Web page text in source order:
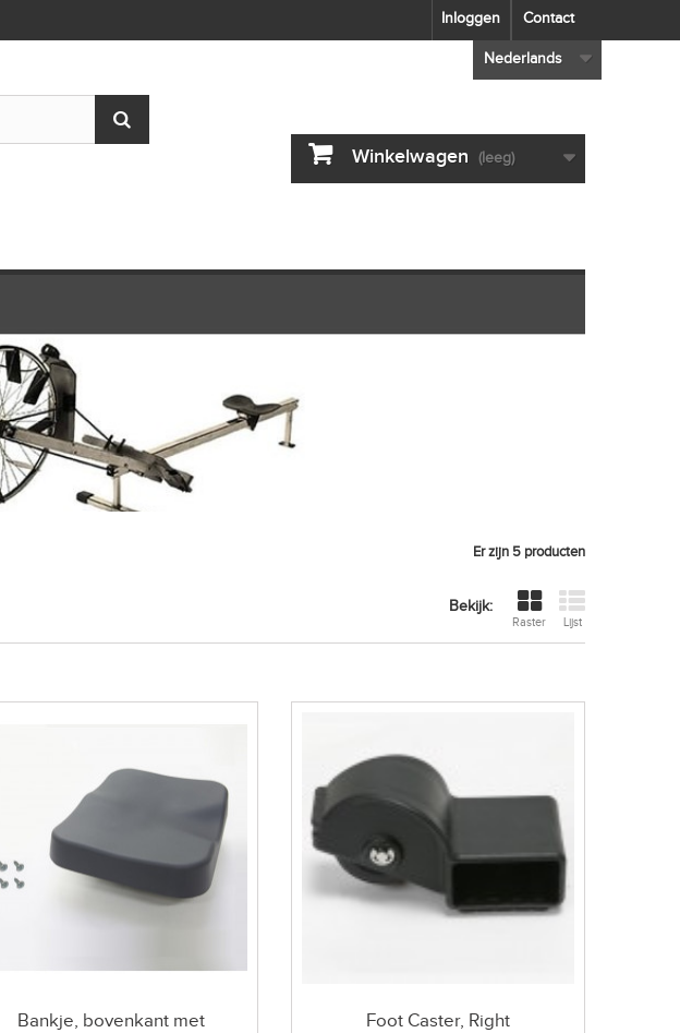
Contact
Inloggen
Nederlands
Winkelwagen (leeg)
Er zijn 5 producten
Bekijk:
Raster Lijst
Bankje, bovenkant met
Foot Caster, Right